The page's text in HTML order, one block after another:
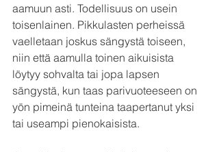
aamuun asti. Todellisuus on usein
toisenlainen. Pikkulasten perheissä
vaelletaan joskus sängystä toiseen,
niin että aamulla toinen aikuisista
löytyy sohvalta tai jopa lapsen
sängystä, kun taas parivuoteeseen on
yön pimeinä tunteina taapertanut yksi
tai useampi pienokaisista.